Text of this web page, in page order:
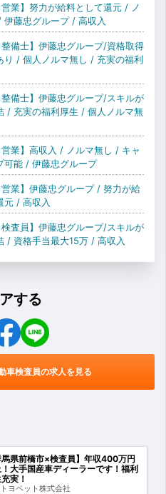
営業】努力が給料として還元 / ノ
伊藤忠グループ / 高収入
整備士】伊藤忠グループ/資格取得
り / 個人ノルマ無し / 充実の福利
整備士】伊藤忠グループ/スキルが
/ 充実の福利厚生 / 個人ノルマ無
営業】高収入 / ノルマ無し / キャ
可能 / 伊藤忠グループ
営業】伊藤忠グループ / 努力が給
元 / 高収入
検査員】伊藤忠グループ/スキルが
/ 資格手当最大15万 / 高収入
する
車検査員の求人を見る
馬県前橋市×検査員】年収400万円
！大手国産車ディーラーです！福利
実！
ヨペット株式会社